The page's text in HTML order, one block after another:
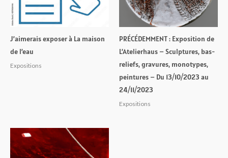
J’aimerais exposer à La maison
de l’eau
Expositions
PRÉCÉDEMMENT : Exposition de
L’Atelierhaus – Sculptures, bas-
reliefs, gravures, monotypes,
peintures – Du 13/10/2023 au
24/11/2023
Expositions